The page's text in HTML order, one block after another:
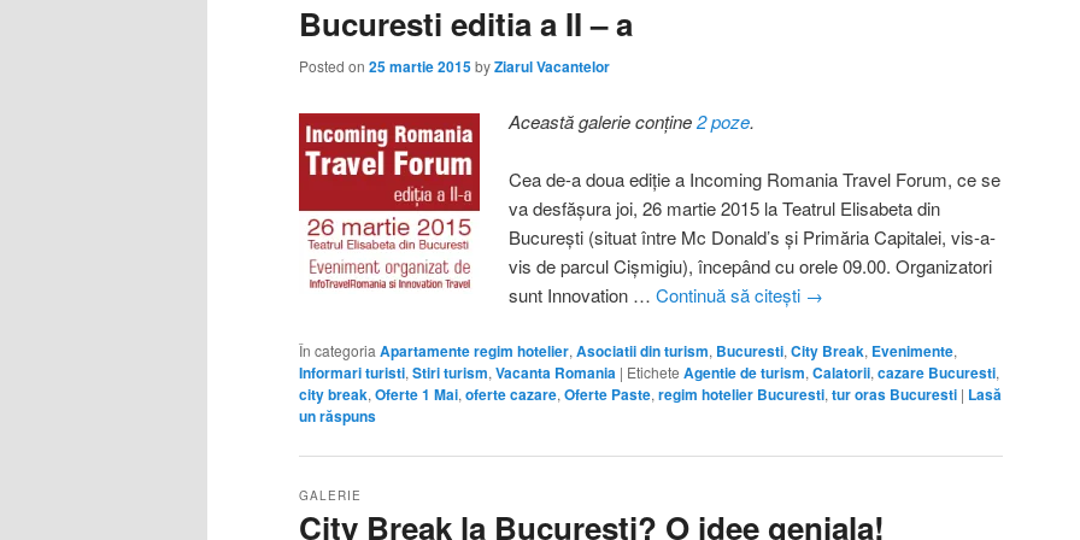
Bucuresti editia a II – a
Posted on 25 martie 2015byZiarul Vacantelor
Această galerie conține2 poze.
Cea de-a doua ediţie a Incoming Romania Travel Forum, ce se
va desfăşura joi, 26 martie 2015 la Teatrul Elisabeta din
Bucureşti (situat între Mc Donald’s şi Primăria Capitalei, vis-a-
vis de parcul Cişmigiu), începând cu orele 09.00. Organizatori
sunt Innovation …Continuă să citești →
În categoria Apartamente regim hotelier, Asociatii din turism, Bucuresti, City Break, Evenimente,
Informari turisti, Stiri turism, Vacanta Romania | Etichete Agentie de turism, Calatorii, cazare Bucuresti,
city break, Oferte 1 Mai, oferte cazare, Oferte Paste, regim hotelier Bucuresti, tur oras Bucuresti | Lasă
un răspuns
City Break la Bucuresti? O idee geniala!
GALERIE